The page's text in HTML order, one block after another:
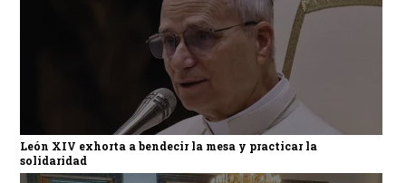
León XIV exhorta a bendecir la mesa y practicar la
solidaridad